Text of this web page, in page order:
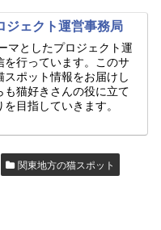
ジェクト運営事務局
マとしたプロジェクト運
行っています。このサ
ポット情報をお届けし
猫好きさんの役に立て
目指していきます。
関東地方の猫スポット